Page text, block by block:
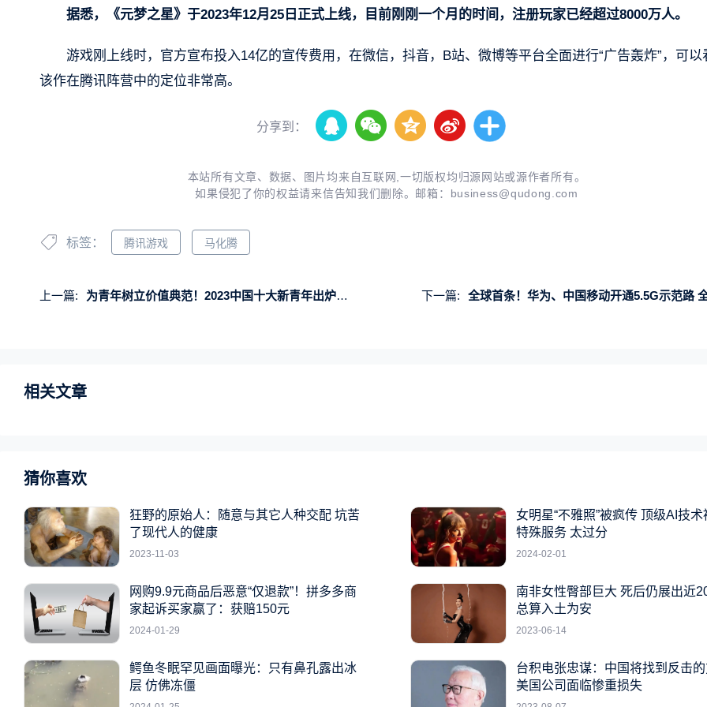
据悉，《元梦之星》于2023年12月25日正式上线，目前刚刚一个月的时间，注册玩家已经超过8000万人。
游戏刚上线时，官方宣布投入14亿的宣传费用，在微信，抖音，B站、微博等平台全面进行“广告轰炸”，可以
该作在腾讯阵营中的定位非常高。
分享到：
本站所有文章、数据、图片均来自互联网,一切版权均归源网站或源作者所有。
如果侵犯了你的权益请来信告知我们删除。邮箱： business@qudong.com
标签： 腾讯游戏 马化腾
上一篇: 为青年树立价值典范！2023中国十大新青年出炉：肖战迪丽热巴入选 下一篇: 全球首条！华为、中国移动开通5.5G示范路 全路段时延低于
相关文章
猜你喜欢
狂野的原始人：随意与其它人种交配 坑苦
了现代人的健康
2023-11-03
女明星“不雅照”被疯传 顶级AI技
特殊服务 太过分
2024-02-01
网购9.9元商品后恶意“仅退款”！拼多多商
家起诉买家赢了：获赔150元
2024-01-29
南非女性臀部巨大 死后仍展出近
总算入土为安
2023-06-14
鳄鱼冬眠罕见画面曝光：只有鼻孔露出冰
层 仿佛冻僵
台积电张忠谋：中国将找到反击的
美国公司面临惨重损失